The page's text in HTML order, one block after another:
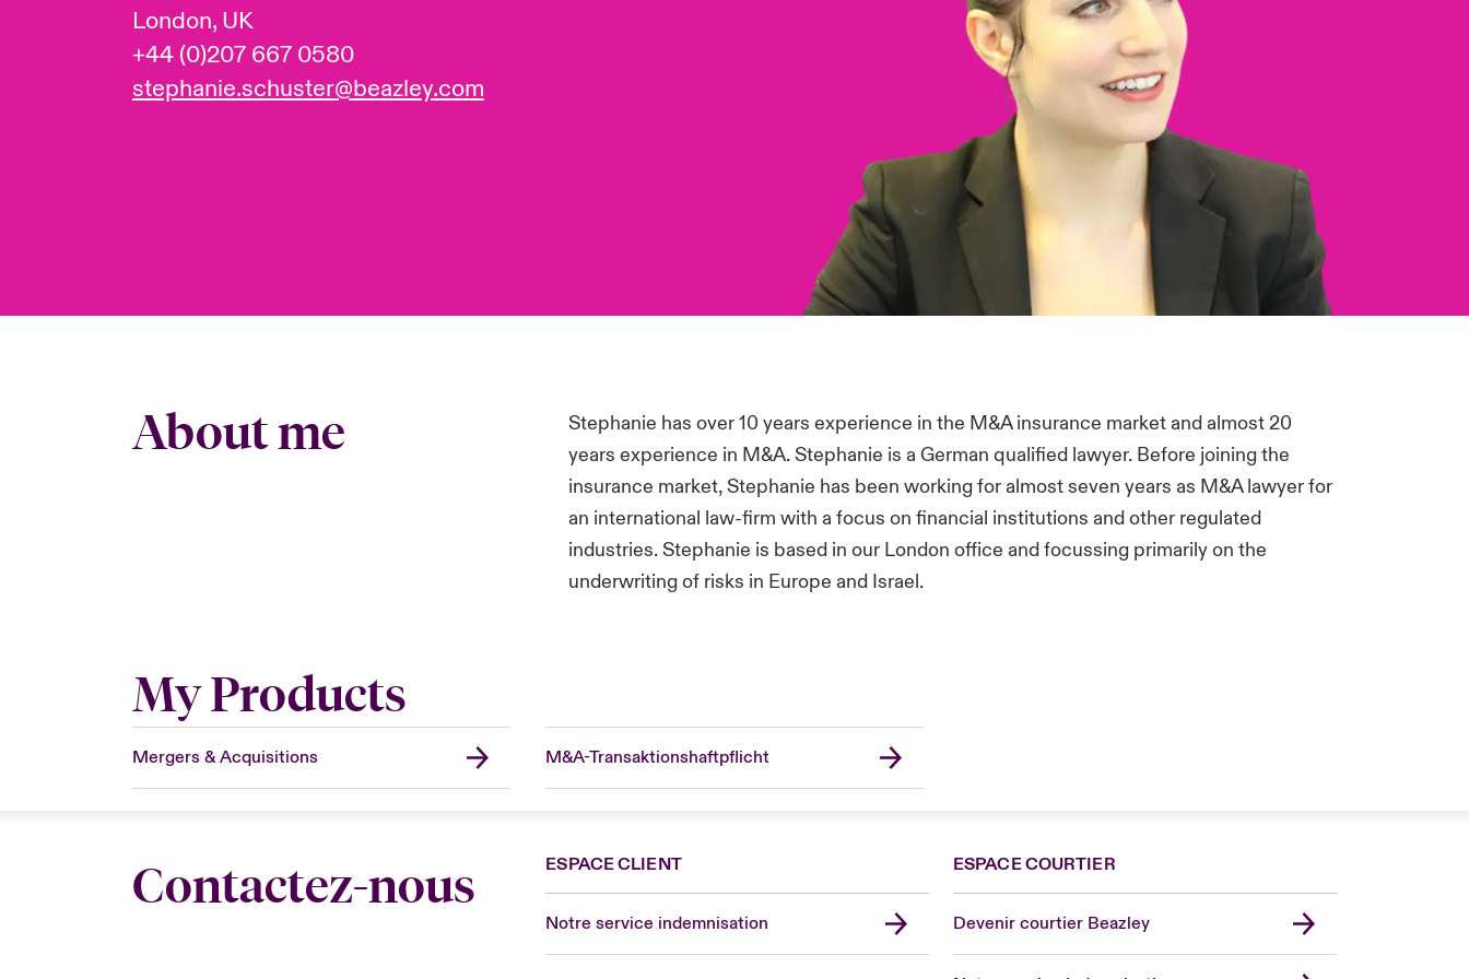
London, UK
+44 (0)207 667 0580
stephanie.schuster@beazley.com
About me
Stephanie has over 10 years experience in the M&A insurance market and almost 20
years experience in M&A. Stephanie is a German qualified lawyer. Before joining the
insurance market, Stephanie has been working for almost seven years as M&A lawyer for
an international law-firm with a focus on financial institutions and other regulated
industries. Stephanie is based in our London office and focussing primarily on the
underwriting of risks in Europe and Israel.
My Products
Mergers & Acquisitions M&A-Transaktionshaftpflicht
Contactez-nous ESPACE CLIENT
Notre service indemnisation
ESPACE COURTIER
Devenir courtier Beazley
Canada (English)
Germany